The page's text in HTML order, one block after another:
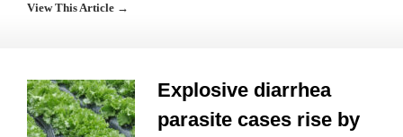
View This Article →
Explosive diarrhea
parasite cases rise by